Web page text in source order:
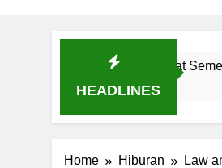
HEADLINES
IHSG Menguat Sementara
7 Jam Ago
Home Hiburan Law